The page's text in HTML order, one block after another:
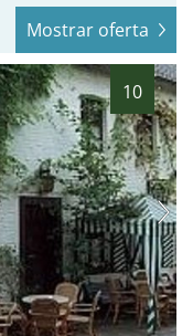
Mostrar oferta
10